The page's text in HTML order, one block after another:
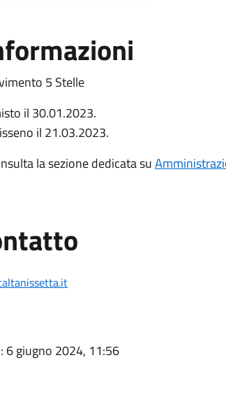
5 Stelle
il 30.01.2023.
il 21.03.2023.
la sezione dedicata su
: 6 giugno 2024, 11:56